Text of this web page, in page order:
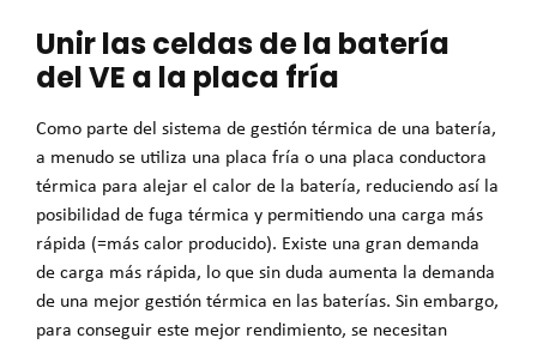
Unir las celdas de la batería
del VE a la placa fría
Como parte del sistema de gestión térmica de una batería,
a menudo se utiliza una placa fría o una placa conductora
térmica para alejar el calor de la batería, reduciendo así la
posibilidad de fuga térmica y permitiendo una carga más
rápida (=más calor producido). Existe una gran demanda
de carga más rápida, lo que sin duda aumenta la demanda
de una mejor gestión térmica en las baterías. Sin embargo,
para conseguir este mejor rendimiento, se necesitan